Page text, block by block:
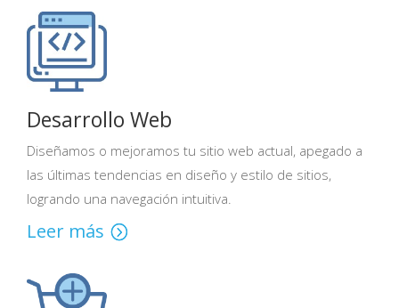
Desarrollo Web
Diseñamos o mejoramos tu sitio web actual, apegado a
las últimas tendencias en diseño y estilo de sitios,
logrando una navegación intuitiva.
Leer más